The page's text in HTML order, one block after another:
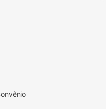
exige.
o melhor preço.